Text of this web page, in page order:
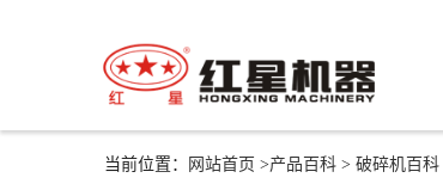
当前位置： 网站首页 >产品百科 > 破碎机百科